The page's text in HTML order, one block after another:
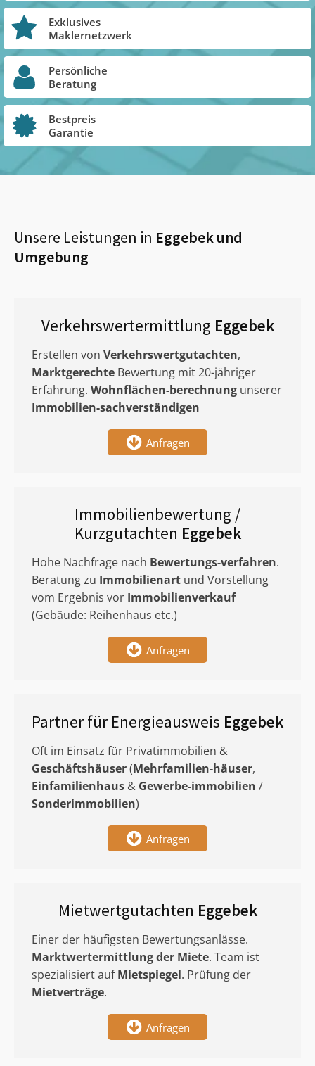
Exklusives
Maklernetzwerk
Persönliche
Beratung
Bestpreis
Garantie
Unsere Leistungen in Eggebekund
Umgebung
Verkehrswertermittlung Eggebek
Erstellen von Verkehrswertgutachten,
Marktgerechte Bewertung mit 20-jähriger
Erfahrung. Wohnflächen-berechnung unserer
Immobilien-sachverständigen
Anfragen
Immobilienbewertung /
Kurzgutachten Eggebek
Hohe Nachfrage nach Bewertungs-verfahren.
Beratung zu Immobilienart und Vorstellung
vom Ergebnis vor Immobilienverkauf
(Gebäude: Reihenhaus etc.)
Anfragen
Partner für Energieausweis Eggebek
Oft im Einsatz für Privatimmobilien &
Geschäftshäuser(Mehrfamilien-häuser,
Einfamilienhaus & Gewerbe-immobilien /
Sonderimmobilien)
Anfragen
Mietwertgutachten Eggebek
Einer der häufigsten Bewertungsanlässe.
Marktwertermittlungder Miete. Team ist
spezialisiert aufMietspiegel. Prüfung der
Mietverträge.
Anfragen